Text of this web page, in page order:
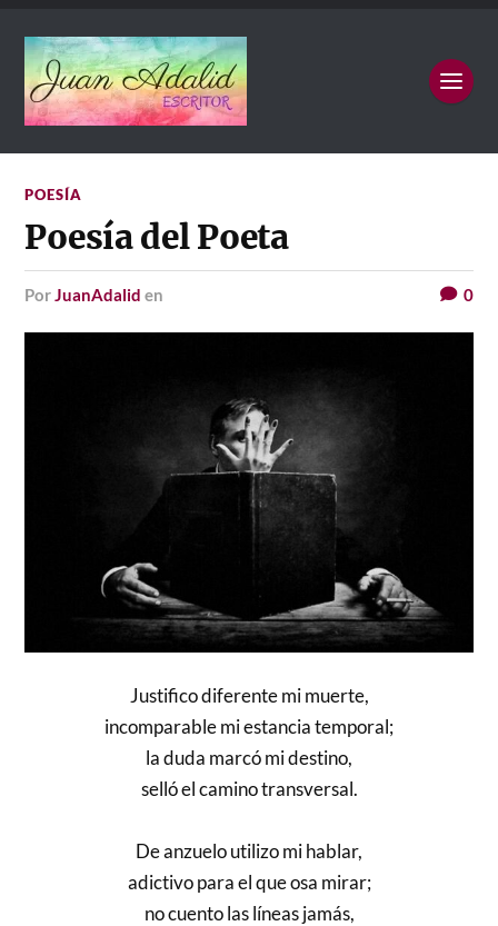
POESÍA
Poesía del Poeta
porJuanAdalid en 0
Justifico diferente mi muerte,
incomparable mi estancia temporal;
la duda marcó mi destino,
selló el camino transversal.
De anzuelo utilizo mi hablar,
adictivo para el que osa mirar;
no cuento las líneas jamás,